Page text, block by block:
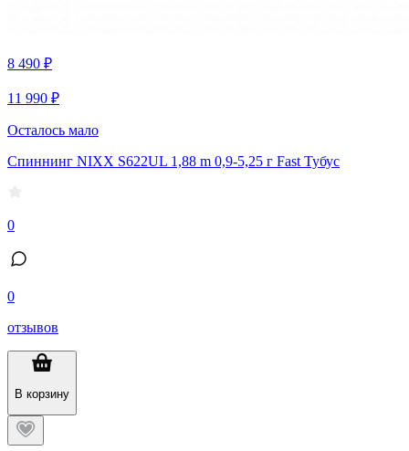
8 490 ₽
11 990 ₽
Осталось мало
Спиннинг NIXX S622UL 1,88 m 0,9-5,25 г Fast Тубус
0
0
отзывов
В корзину